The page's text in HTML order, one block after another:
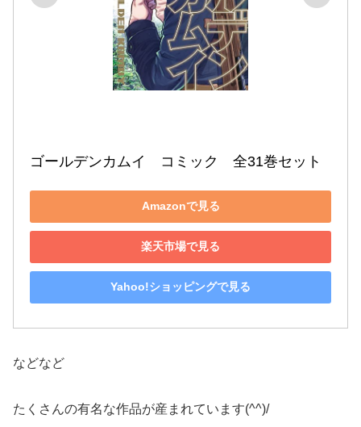
ゴールデンカムイ　コミック　全31巻セット
Amazonで見る
楽天市場で見る
Yahoo!ショッピングで見る
などなど
たくさんの有名な作品が産まれています(^^)/